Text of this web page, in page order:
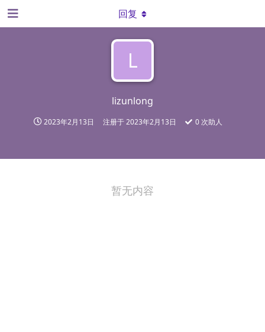
L
lizunlong
2023年2月13日 注册于2023年2月13日 0 次助人
回复
暂无内容